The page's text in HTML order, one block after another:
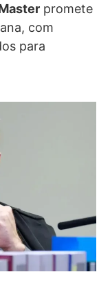
promete
com
para